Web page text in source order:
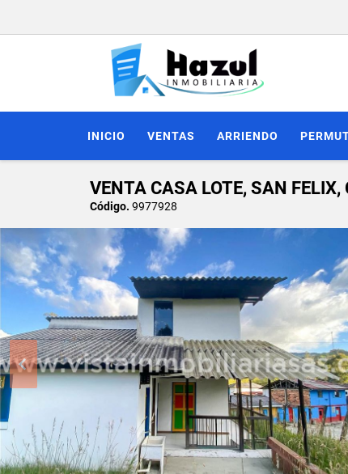
INICIO VENTAS ARRIENDO
VENTA CASA LOTE, SAN FELIX,
Código. 9977928